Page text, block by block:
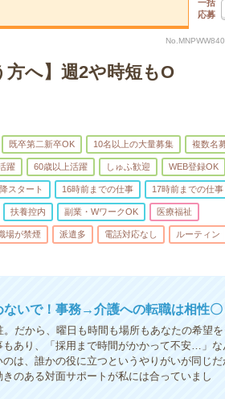
一括
応募
方へ】週2や時短もO
既卒第二新卒OK 10名以上の大量募集 複数名
躍 60歳以上活躍 しゅふ歓迎 WEB登録OK
スタート 16時前までの仕事 17時前までの仕事
扶養控内 副業・WワークOK 医療福祉
場が禁煙 派遣多 電話対応なし ルーティン
いで！事務→介護への転職は相性〇
だから、曜日も時間も場所もあなたの希望を
あり、「採用まで時間がかかって不安…」な
は、誰かの役に立つというやりがいが同じだ
のある対面サポートが私には合っていまし